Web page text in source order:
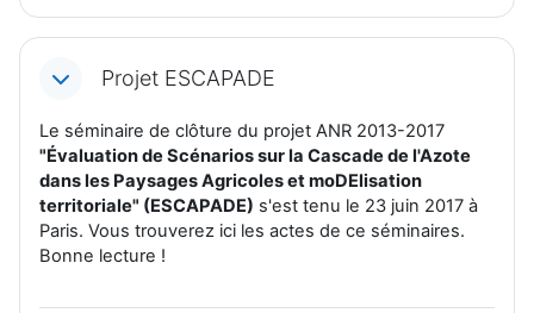
Projet ESCAPADE
Le séminaire de clôture du projet ANR 2013-2017
"Évaluation de Scénarios sur la Cascade de l'Azote
dans les Paysages Agricoles et moDElisation
territoriale" (ESCAPADE) s'est tenu le 23 juin 2017 à
Paris. Vous trouverez ici les actes de ce séminaires.
Bonne lecture !